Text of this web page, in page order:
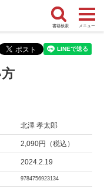
書籍検索 メニュー
北澤 孝太郎
2,090円（税込）
2024.2.19
9784756923134